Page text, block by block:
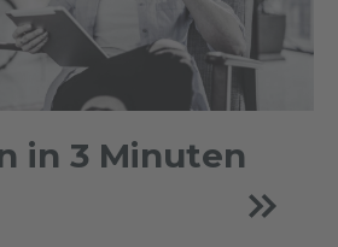
in 3 Minuten